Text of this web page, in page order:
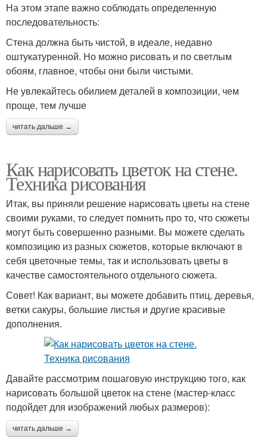
На этом этапе важно соблюдать определенную
последовательность:
Стена должна быть чистой, в идеале, недавно
оштукатуренной. Но можно рисовать и по светлым
обоям, главное, чтобы они были чистыми.
Не увлекайтесь обилием деталей в композиции, чем
проще, тем лучше
читать дальше →
Как нарисовать цветок на стене.
Техника рисования
Итак, вы приняли решение нарисовать цветы на стене
своими руками, то следует помнить про то, что сюжеты
могут быть совершенно разными. Вы можете сделать
композицию из разных сюжетов, которые включают в
себя цветочные темы, так и использовать цветы в
качестве самостоятельного отдельного сюжета.
Совет! Как вариант, вы можете добавить птиц, деревья,
ветки сакуры, большие листья и другие красивые
дополнения.
Давайте рассмотрим пошаговую инструкцию того, как
нарисовать большой цветок на стене (мастер-класс
подойдет для изображений любых размеров):
читать дальше →